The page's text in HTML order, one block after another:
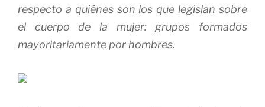
respecto a quiénes son los que legislan sobre
el cuerpo de la mujer: grupos formados
mayoritariamente por hombres.